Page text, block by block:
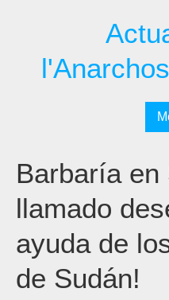
Barbaría en
llamado
ayuda de
de Sudán!